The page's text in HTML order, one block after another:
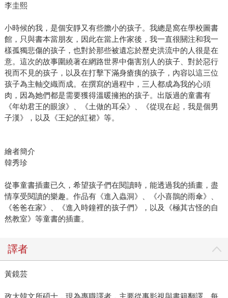
李圭熙
小時候的我，是個安靜又有些膽小的孩子。我總是窩在學校圖書
館，只與書本當朋友，因此在當上作家後，我一直很關注和我一
樣孤獨悲傷的孩子，也對於那些被遺忘於歷史洪流中的人很是在
意。這次的故事圍繞著在網路世界中傷害別人的孩子、對於惡行
視而不見的孩子，以及在打擊下滿身瘡痍的孩子，內容以這三位
孩子為主軸交織而成。在撰寫的過程中，三人都成為我的心頭
肉，因為她們都是需要獲得溫暖擁抱的孩子。出版過的童書有
《年幼君王的眼淚》、《土做的耳朵》、《從現在起，我是個男
子漢》，以及《王妃的紅裙》等。
繪者簡介
韓秀珍
從事童書插畫已久，希望孩子們在閱讀時，能透過我的插畫，盡
情享受閱讀的樂趣。作品有《進入蟲洞》、《小喜鵲的雨傘》、
《爸爸在家》、《進入時鐘裡的孩子們》，以及《極其古怪的自
然教室》等童書的插畫。
譯者
黃鏡芸
政大韓文所碩士，現為專職譯者，主要從事影視與書籍翻譯。每